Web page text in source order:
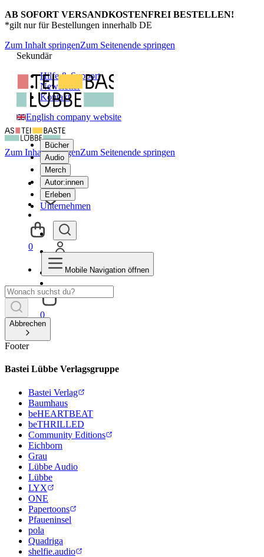
AB SOFORT VERSANDKOSTENFREI BESTELLEN!
*gilt nur für Bestellungen innerhalb DE
Zum Inhalt springenZum Seitenende springen
Sekundär
Hilfe & Support
Newsletter
Kontakt
English company website
Bücher
Audio
Merch
Autor:innen
Erleben
Unternehmen
0
Zum Inhalt springenZum Seitenende springen
0
Mobile Navigation öffnen
Abbrechen
Footer
Bastei Lübbe Verlagsgruppe
Bastei Verlag
Baumhaus
beHEARTBEAT
beTHRILLED
Community Editions
Eichborn
Grau
Lübbe Audio
Lübbe
LYX
ONE
Papertoons
Pfaueninsel
pola
Quadriga
shelfie.audio